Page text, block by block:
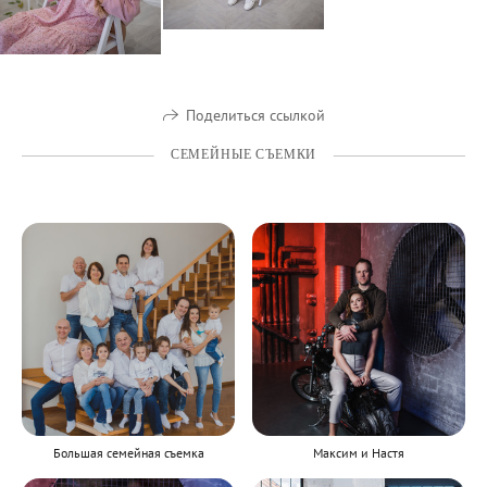
Поделиться ссылкой
СЕМЕЙНЫЕ СЪЕМКИ
Большая семейная съемка Максим и Настя